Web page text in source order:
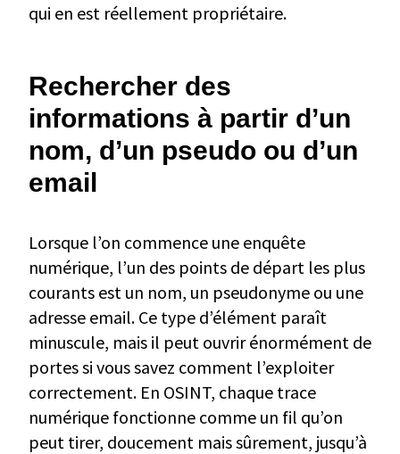
qui en est réellement propriétaire.
Rechercher des
informations à partir d’un
nom, d’un pseudo ou d’un
email
Lorsque l’on commence une enquête
numérique, l’un des points de départ les plus
courants est un nom, un pseudonyme ou une
adresse email. Ce type d’élément paraît
minuscule, mais il peut ouvrir énormément de
portes si vous savez comment l’exploiter
correctement. En OSINT, chaque trace
numérique fonctionne comme un fil qu’on
peut tirer, doucement mais sûrement, jusqu’à